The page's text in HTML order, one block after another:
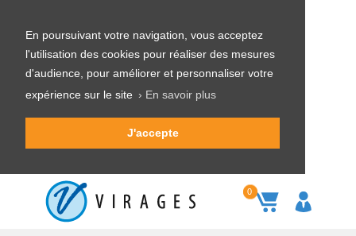
En poursuivant votre navigation, vous acceptez
l'utilisation des cookies pour réaliser des mesures
d'audience, pour améliorer et personnaliser votre
expérience sur le site › En savoir plus
J'accepte
0